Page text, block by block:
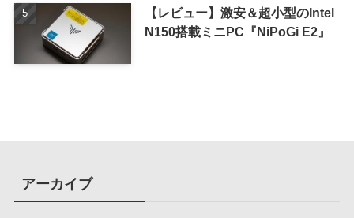
【レビュー】激安＆超小型のIntel
N150搭載ミニPC『NiPoGi E2』
アーカイブ